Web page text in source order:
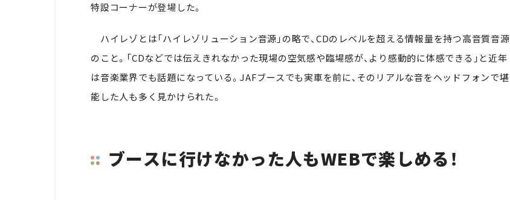
特設コーナーが登場した。
ハイレゾとは「ハイレゾリューション音源」の略で、CDのレベルを超える情報量を持つ高音質音源
のこと。「CDなどでは伝えきれなかった現場の空気感や臨場感が、より感動的に体感できる」と近年
は音楽業界でも話題になっている。JAFブースでも実車を前に、そのリアルな音をヘッドフォンで堪
能した人も多く見かけられた。
ブースに行けなかった人もWEBで楽しめる！